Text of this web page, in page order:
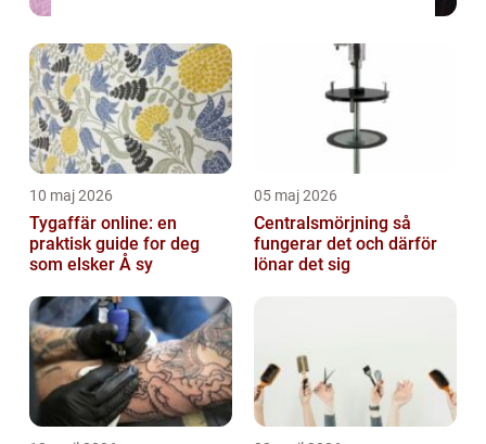
10 maj 2026
Tygaffär online: en
praktisk guide for deg
som elsker Å sy
05 maj 2026
Centralsmörjning så
fungerar det och därför
lönar det sig